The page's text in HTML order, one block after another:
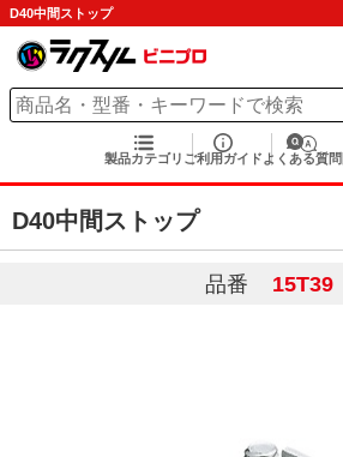
D40中間ストップ
製品カテゴリ ご利用ガイド よくある質問
D40中間ストップ
品番 15T39